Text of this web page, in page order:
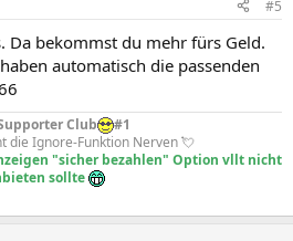
#5
Da bekommst du mehr fürs Geld.
automatisch die passenden
Club
#1
die Ignore-Funktion Nerven 💘
"sicher bezahlen" Option vllt nicht
sollte